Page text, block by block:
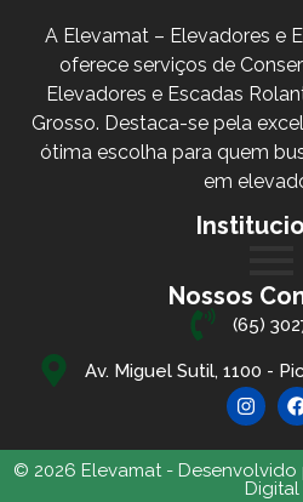
A Elevamat – Elevadores e
oferece serviços de
Elevadores e Escadas
Grosso. Destaca-se pela
ótima escolha para quem
em
Nossos
(65)
Av. Miguel Sutil, 1100 -
© 2026 Elevamat -
Digital